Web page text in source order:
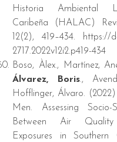
Historia Ambiental
Caribeña (HALAC)
12(2), 419–434. https://
2717.2022v12i2.p419-434
Boso, Àlex., Martínez,
Álvarez, Boris.,
Hofflinger, Álvaro.
Men. Assessing Socio-
Between Air
Exposures in